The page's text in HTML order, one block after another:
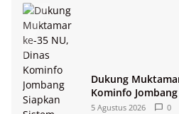
Dukung
Kominfo
Medis Digital dan
5 Agustus 2026 0